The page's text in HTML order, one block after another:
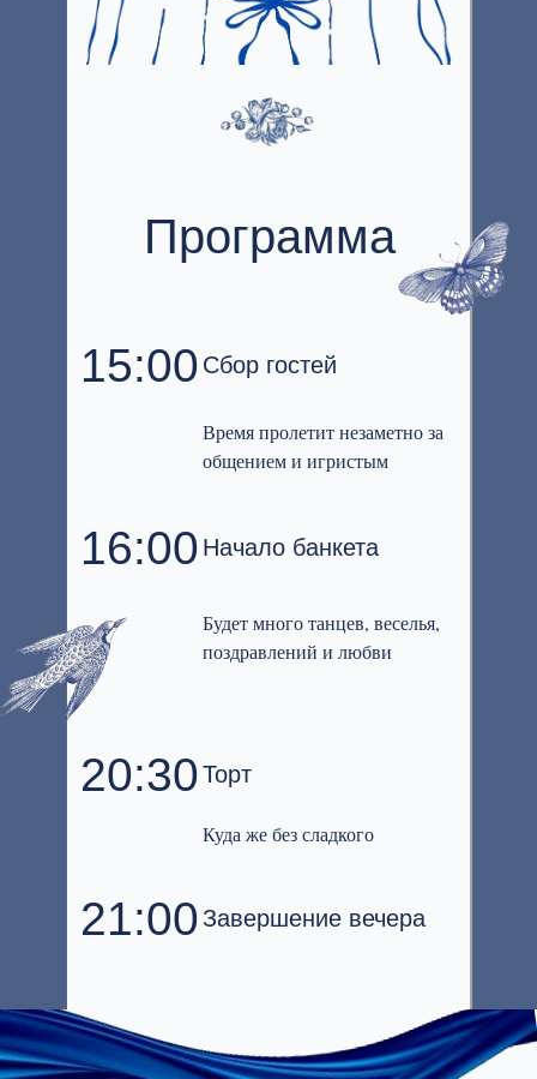
16:00
15:00
Будет много танцев, веселья,
поздравлений и любви
Куда же без сладкого
Торт
Начало банкета
Время пролетит незаметно за
общением и игристым
Сбор гостей
Программа
20:30
Завершение вечера
21:00